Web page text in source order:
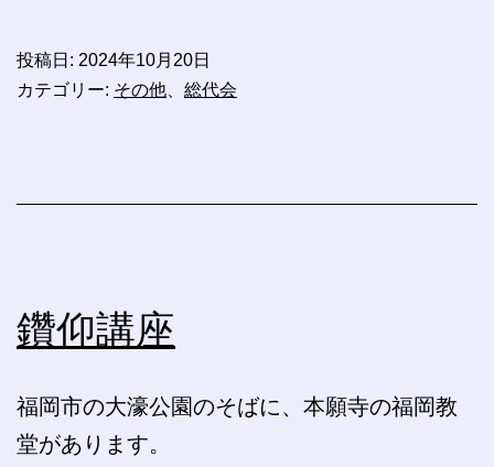
投稿日: 2024年10月20日
カテゴリー: その他 総代会
鑽仰講座
福岡市の大濠公園のそばに、本願寺の福岡教
堂があります。